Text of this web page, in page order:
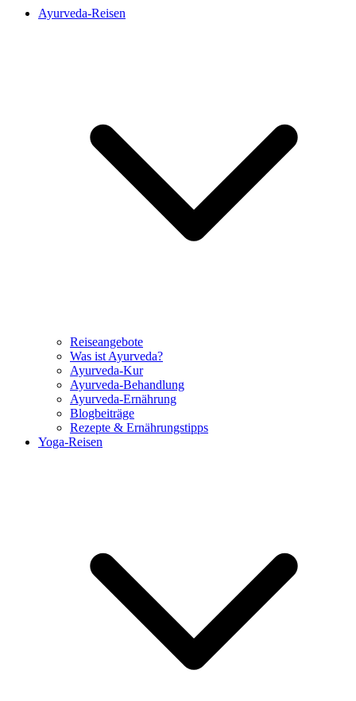
Ayurveda-Reisen
Reiseangebote
Was ist Ayurveda?
Ayurveda-Kur
Ayurveda-Behandlung
Ayurveda-Ernährung
Blogbeiträge
Rezepte & Ernährungstipps
Yoga-Reisen